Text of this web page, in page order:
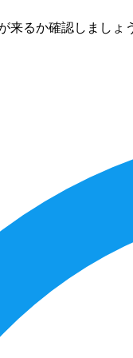
来るか確認しましょ